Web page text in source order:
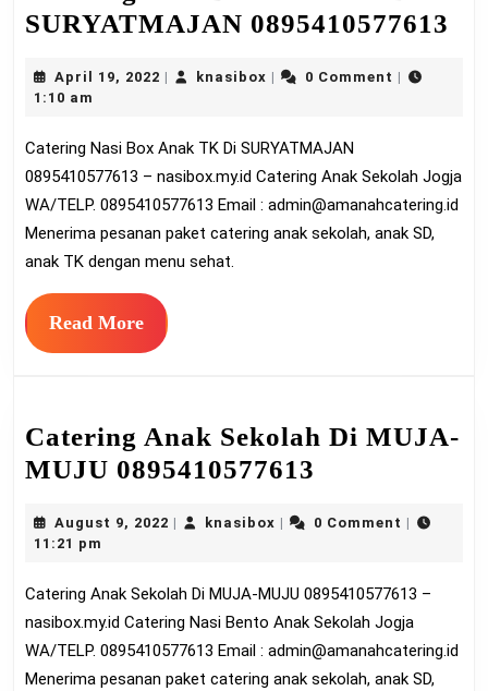
SURYATMAJAN 0895410577613
Di
April 19, 2022 Aprilknasiboxknasibox0 Comment
1:10 am
Catering Nasi Box Anak TK Di SURYATMAJAN
0895410577613 – nasibox.my.id Catering Anak Sekolah Jogja
WA/TELP. 0895410577613 Email : admin@amanahcatering.id
Menerima pesanan paket catering anak sekolah, anak SD,
anak TK dengan menu sehat.
Read MoreRead
More
Catering Anak Sekolah Di MUJA-
MUJU 0895410577613
Sekolah
MUJA-
MUJU
August 9, 2022 Augustknasiboxknasibox0 Comment
11:21 pm
Catering Anak Sekolah Di MUJA-MUJU 0895410577613 –
nasibox.my.id Catering Nasi Bento Anak Sekolah Jogja
WA/TELP. 0895410577613 Email : admin@amanahcatering.id
Menerima pesanan paket catering anak sekolah, anak SD,